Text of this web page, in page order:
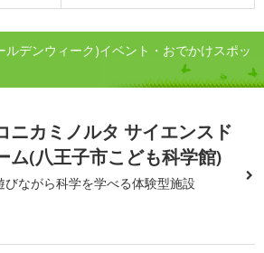
ルデンウィーク)イベント・おでかけスポッ
ニカミノルタ サイエンスド
ム(八王子市こども科学館)
びながら科学を学べる体験型施設